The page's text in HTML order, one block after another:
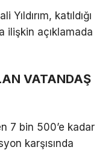
katıldığı
ilişkin açıklamada
VATANDAŞ
7 bin 500’e kadar
karşısında